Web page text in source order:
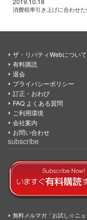
消費税率引き上げに合わせ
ザ・リバティWebについて
有料購読
退会
プライバシーポリシー
訂正・おわび
FAQ よくある質問
ご利用環境
会社案内
お問い合わせ
subscribe
無料メルマガ「お試し☆ニ